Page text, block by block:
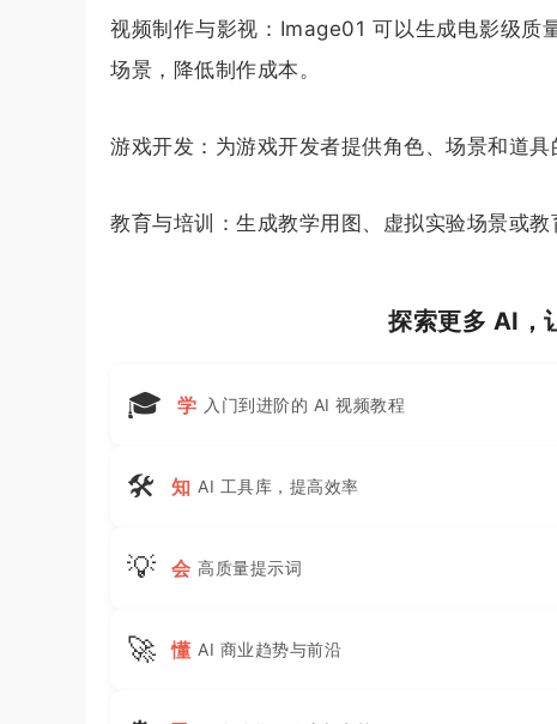
视频制作与影视：Image01 可以生成电影级质
场景，降低制作成本。
游戏开发：为游戏开发者提供角色、场景和道具
教育与培训：生成教学用图、虚拟实验场景或教
探索更多 AI，
🎓 学 入门到进阶的 AI 视频教程
🛠 知 AI 工具库，提高效率
💡 会 高质量提示词
🚀 懂 AI 商业趋势与前沿